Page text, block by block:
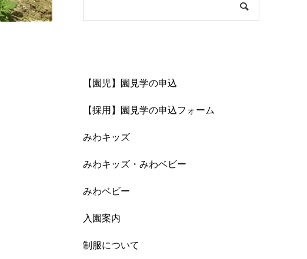
【園児】園見学の申込
【採用】園見学の申込フォーム
みわキッズ
みわキッズ・みわベビー
みわベビー
入園案内
制服について